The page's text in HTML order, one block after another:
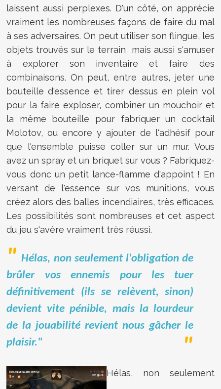
laissent aussi perplexes. D'un côté, on apprécie
vraiment les nombreuses façons de faire du mal
à ses adversaires. On peut utiliser son flingue, les
objets trouvés sur le terrain mais aussi s'amuser
à explorer son inventaire et faire des
combinaisons. On peut, entre autres, jeter une
bouteille d'essence et tirer dessus en plein vol
pour la faire exploser, combiner un mouchoir et
la même bouteille pour fabriquer un cocktail
Molotov, ou encore y ajouter de l'adhésif pour
que l'ensemble puisse coller sur un mur. Vous
avez un spray et un briquet sur vous ? Fabriquez-
vous donc un petit lance-flamme d'appoint ! En
versant de l'essence sur vos munitions, vous
créez alors des balles incendiaires, très efficaces.
Les possibilités sont nombreuses et cet aspect
du jeu s'avère vraiment très réussi.
Hélas, non seulement l'obligation de
brûler vos ennemis pour les tuer
définitivement (ils se relèvent, sinon)
devient vite pénible, mais la lourdeur
de la jouabilité revient nous gâcher le
plaisir."
Hélas, non seulement